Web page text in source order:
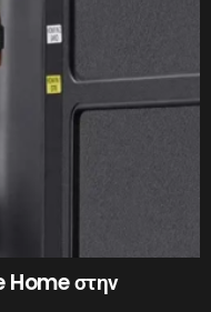
Home στην